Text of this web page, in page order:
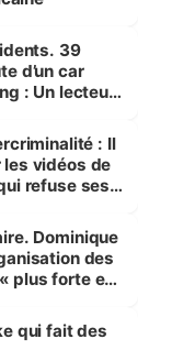
39
d’un car
: Un lecteur
: Il
les vidéos de
refuse ses
Dominique
des
plus forte et
»
qui fait des